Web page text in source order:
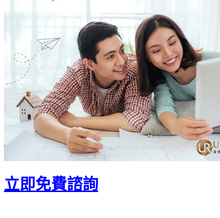
立即免費諮詢